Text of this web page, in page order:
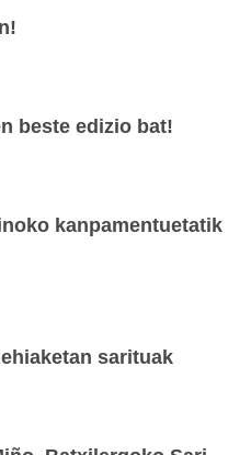
beste edizio bat!
kanpamentuetatik
sarituak